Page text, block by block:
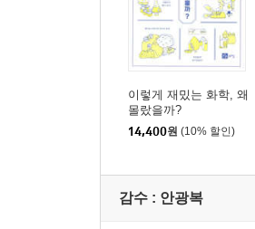
이렇게 재밌는 화학, 왜
몰랐을까?
14,400원 (10% 할인)
감수 : 안광복